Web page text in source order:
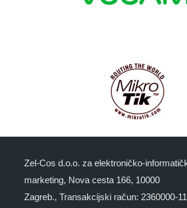
Zel-Cos d.o.o. za elektroničko-
marketing, Nova cesta 166, 10000
Zagreb., Transakcijski račun: 2360000-